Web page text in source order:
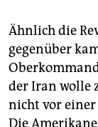
Ähnlich die
gegenüber
der Iran wolle
nicht vor
Die